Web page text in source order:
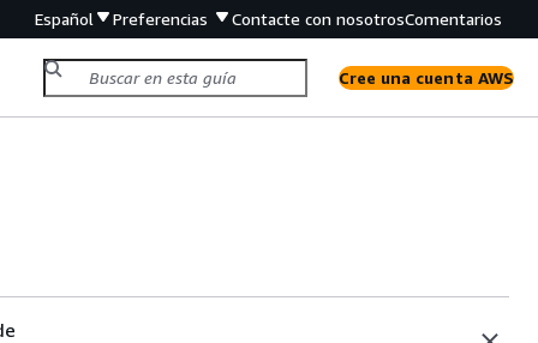
Español Preferencias Contacte con nosotrosComentarios
Cree una cuenta AWS